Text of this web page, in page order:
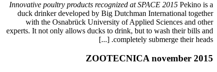
duck
with
experts. It